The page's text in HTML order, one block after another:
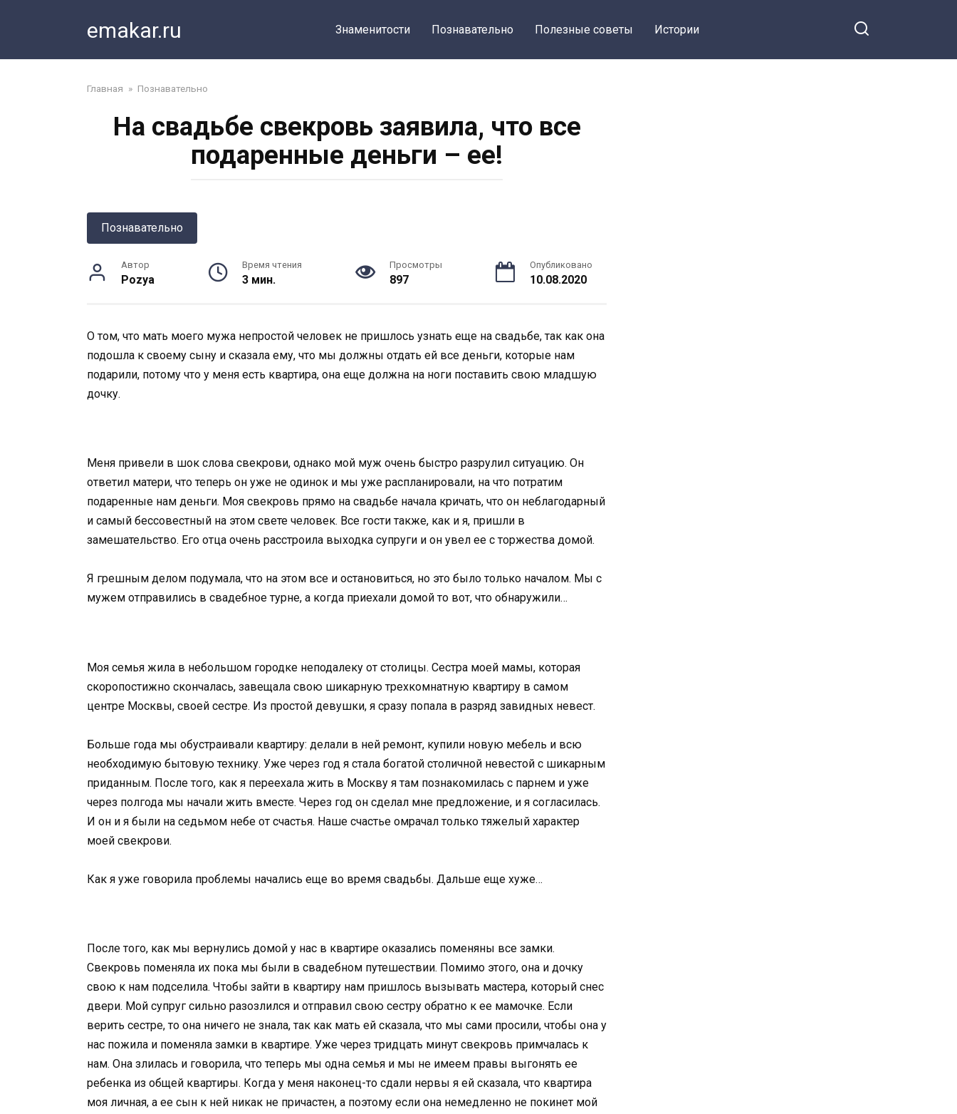
emakar.ru Знаменитости Познавательно Полезные советы Истории
Главная » Познавательно
На свадьбе свекровь заявила, что все
подаренные деньги – ее!
Познавательно
Автор
Pozya
Время чтения
3 мин.
Просмотры
897
Опубликовано
10.08.2020
О том, что мать моего мужа непростой человек не пришлось узнать еще на свадьбе, так как она
подошла к своему сыну и сказала ему, что мы должны отдать ей все деньги, которые нам
подарили, потому что у меня есть квартира, она еще должна на ноги поставить свою младшую
дочку.
Меня привели в шок слова свекрови, однако мой муж очень быстро разрулил ситуацию. Он
ответил матери, что теперь он уже не одинок и мы уже распланировали, на что потратим
подаренные нам деньги. Моя свекровь прямо на свадьбе начала кричать, что он неблагодарный
и самый бессовестный на этом свете человек. Все гости также, как и я, пришли в
замешательство. Его отца очень расстроила выходка супруги и он увел ее с торжества домой.
Я грешным делом подумала, что на этом все и остановиться, но это было только началом. Мы с
мужем отправились в свадебное турне, а когда приехали домой то вот, что обнаружили…
Моя семья жила в небольшом городке неподалеку от столицы. Сестра моей мамы, которая
скоропостижно скончалась, завещала свою шикарную трехкомнатную квартиру в самом
центре Москвы, своей сестре. Из простой девушки, я сразу попала в разряд завидных невест.
Больше года мы обустраивали квартиру: делали в ней ремонт, купили новую мебель и всю
необходимую бытовую технику. Уже через год я стала богатой столичной невестой с шикарным
приданным. После того, как я переехала жить в Москву я там познакомилась с парнем и уже
через полгода мы начали жить вместе. Через год он сделал мне предложение, и я согласилась.
И он и я были на седьмом небе от счастья. Наше счастье омрачал только тяжелый характер
моей свекрови.
Как я уже говорила проблемы начались еще во время свадьбы. Дальше еще хуже…
После того, как мы вернулись домой у нас в квартире оказались поменяны все замки.
Свекровь поменяла их пока мы были в свадебном путешествии. Помимо этого, она и дочку
свою к нам подселила. Чтобы зайти в квартиру нам пришлось вызывать мастера, который снес
двери. Мой супруг сильно разозлился и отправил свою сестру обратно к ее мамочке. Если
верить сестре, то она ничего не знала, так как мать ей сказала, что мы сами просили, чтобы она у
нас пожила и поменяла замки в квартире. Уже через тридцать минут свекровь примчалась к
нам. Она злилась и говорила, что теперь мы одна семья и мы не имеем правы выгонять ее
ребенка из общей квартиры. Когда у меня наконец-то сдали нервы я ей сказала, что квартира
моя личная, а ее сын к ней никак не причастен, а поэтому если она немедленно не покинет мой